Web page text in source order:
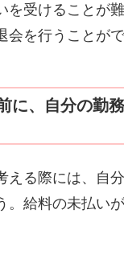
を受けることが
会を行うことがで
に、自分の勤
える際には、自
。給料の未払い